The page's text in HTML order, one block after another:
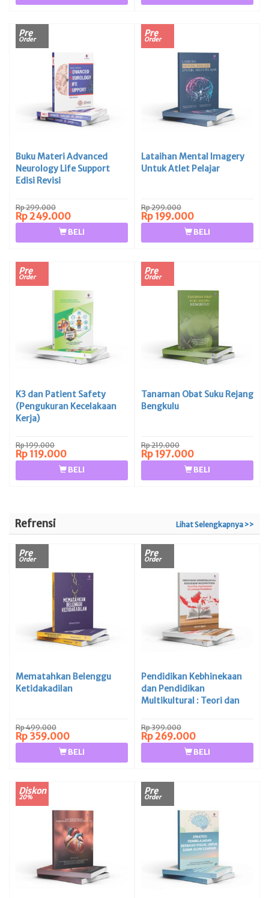
Pre
Order
Buku Materi Advanced
Neurology Life Support
Edisi Revisi
Rp 299.000
Rp 249.000
BELI
Pre
Order
Lataihan Mental Imagery
Untuk Atlet Pelajar
Rp 299.000
Rp 199.000
BELI
Pre
Order
K3 dan Patient Safety
(Pengukuran Kecelakaan
Kerja)
Rp 199.000
Rp 119.000
BELI
Pre
Order
Tanaman Obat Suku Rejang
Bengkulu
Rp 219.000
Rp 197.000
BELI
Refrensi Lihat Selengkapnya >>
Pre
Order
Mematahkan Belenggu
Ketidakadilan
Rp 499.000
Rp 359.000
BELI
Pre
Order
Pendidikan Kebhinekaan
dan Pendidikan
Multikultural : Teori dan
Pendidikan
Rp 399.000
Rp 269.000
BELI
Diskon
20%
Pre
Order